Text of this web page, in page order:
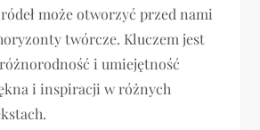
może otworzyć przed nami
twórcze. Kluczem jest
i umiejętność
i inspiracji w różnych